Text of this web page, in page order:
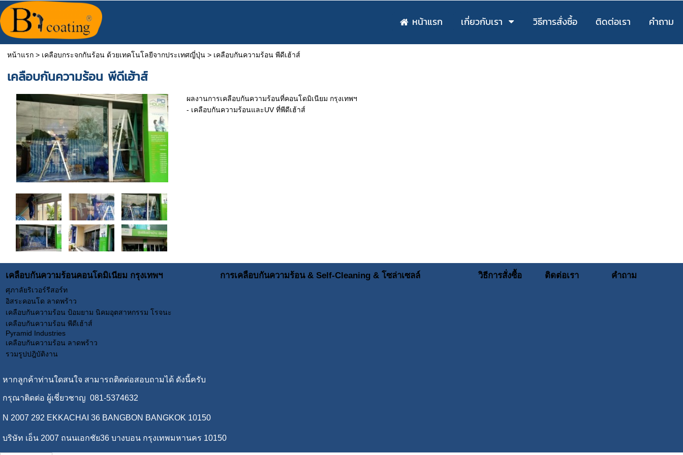
หน้าแรก เกี่ยวกับเรา วิธีการสั่งซื้อ ติดต่อเรา คำถาม
หน้าแรก> เคลือบกระจกกันร้อน ด้วยเทคโนโลยีจากประเทศญี่ปุ่น> เคลือบกันความร้อน พีดีเฮ้าส์
เคลือบกันความร้อน พีดีเฮ้าส์
ผลงานการเคลือบกันความร้อนที่คอนโดมิเนียม กรุงเทพฯ
- เคลือบกันความร้อนและUV ที่พีดีเฮ้าส์
เคลือบกันความร้อนคอนโดมิเนียม กรุงเทพฯ
ศุภาลัยริเวอร์รีสอร์ท
อิสระคอนโด ลาดพร้าว
เคลือบกันความร้อน ป้อมยาม นิคมอุตสาหกรรม โรจนะ
เคลือบกันความร้อน พีดีเฮ้าส์
Pyramid Industries
เคลือบกันความร้อน ลาดพร้าว
รวมรูปปฎิบัติงาน
การเคลือบกันความร้อน & Self-Cleaning & โซล่าเซลล์ วิธีการสั่งซื้อ ติดต่อเรา คำถาม
หากลูกค้าท่านใดสนใจ สามารถติดต่อสอบถามได้ ดังนี้ครับ
กรุณาติดต่อ ผู้เชี่ยวชาญ 081-5374632
N 2007 292 EKKACHAI 36 BANGBON BANGKOK 10150
บริษัท เอ็น 2007 ถนนเอกชัย36 บางบอน กรุงเทพมหานคร 10150